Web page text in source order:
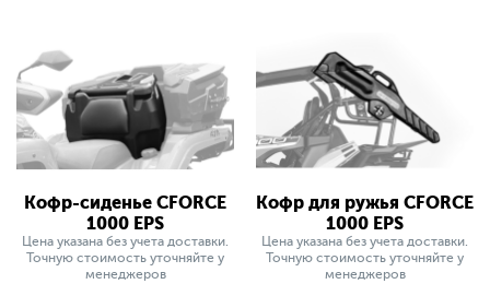
Кофр-сиденье СFORCE
1000 EPS
Цена указана без учета доставки.
Точную стоимость уточняйте у
менеджеров
Кофр для ружья СFORCE
1000 EPS
Цена указана без учета доставки.
Точную стоимость уточняйте у
менеджеров